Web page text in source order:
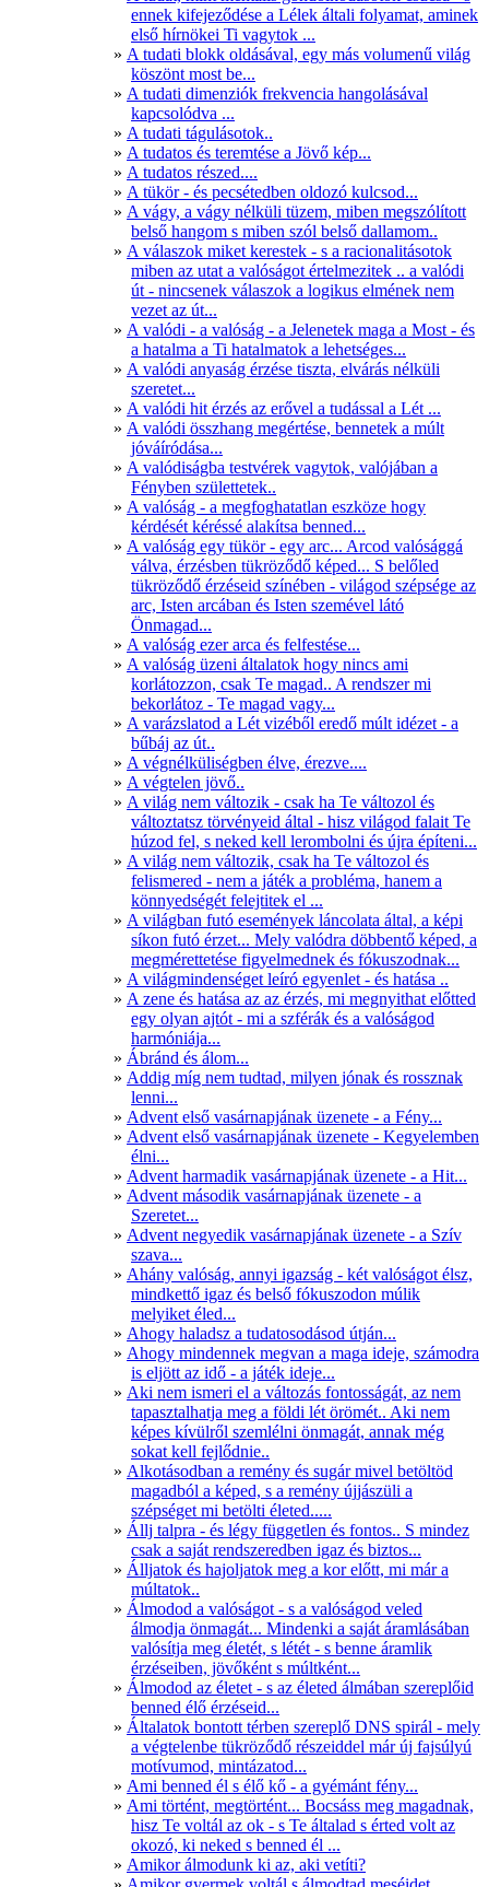
ennek kifejeződése a Lélek általi folyamat, aminek
első hírnökei Ti vagytok ...
A tudati blokk oldásával, egy más volumenű világ
köszönt most be...
A tudati dimenziók frekvencia hangolásával
kapcsolódva ...
A tudati tágulásotok..
A tudatos és teremtése a Jövő kép...
A tudatos részed....
A tükör - és pecsétedben oldozó kulcsod...
A vágy, a vágy nélküli tüzem, miben megszólított
belső hangom s miben szól belső dallamom..
A válaszok miket kerestek - s a racionalitásotok
miben az utat a valóságot értelmezitek .. a valódi
út - nincsenek válaszok a logikus elmének nem
vezet az út...
A valódi - a valóság - a Jelenetek maga a Most - és
a hatalma a Ti hatalmatok a lehetséges...
A valódi anyaság érzése tiszta, elvárás nélküli
szeretet...
A valódi hit érzés az erővel a tudással a Lét ...
A valódi összhang megértése, bennetek a múlt
jóváíródása...
A valódiságba testvérek vagytok, valójában a
Fényben születtetek..
A valóság - a megfoghatatlan eszköze hogy
kérdését kéréssé alakítsa benned...
A valóság egy tükör - egy arc... Arcod valósággá
válva, érzésben tükröződő képed... S belőled
tükröződő érzéseid színében - világod szépsége az
arc, Isten arcában és Isten szemével látó
Önmagad...
A valóság ezer arca és felfestése...
A valóság üzeni általatok hogy nincs ami
korlátozzon, csak Te magad.. A rendszer mi
bekorlátoz - Te magad vagy...
A varázslatod a Lét vizéből eredő múlt idézet - a
bűbáj az út..
A végnélküliségben élve, érezve....
A végtelen jövő..
A világ nem változik - csak ha Te változol és
változtatsz törvényeid által - hisz világod falait Te
húzod fel, s neked kell lerombolni és újra építeni...
A világ nem változik, csak ha Te változol és
felismered - nem a játék a probléma, hanem a
könnyedségét felejtitek el ...
A világban futó események láncolata által, a képi
síkon futó érzet... Mely valódra döbbentő képed, a
megmérettetése figyelmednek és fókuszodnak...
A világmindenséget leíró egyenlet - és hatása ..
A zene és hatása az az érzés, mi megnyithat előtted
egy olyan ajtót - mi a szférák és a valóságod
harmóniája...
Ábránd és álom...
Addig míg nem tudtad, milyen jónak és rossznak
lenni...
Advent első vasárnapjának üzenete - a Fény...
Advent első vasárnapjának üzenete - Kegyelemben
élni...
Advent harmadik vasárnapjának üzenete - a Hit...
Advent második vasárnapjának üzenete - a
Szeretet...
Advent negyedik vasárnapjának üzenete - a Szív
szava...
Ahány valóság, annyi igazság - két valóságot élsz,
mindkettő igaz és belső fókuszodon múlik
melyiket éled...
Ahogy haladsz a tudatosodásod útján...
Ahogy mindennek megvan a maga ideje, számodra
is eljött az idő - a játék ideje...
Aki nem ismeri el a változás fontosságát, az nem
tapasztalhatja meg a földi lét örömét.. Aki nem
képes kívülről szemlélni önmagát, annak még
sokat kell fejlődnie..
Alkotásodban a remény és sugár mivel betöltöd
magadból a képed, s a remény újjászüli a
szépséget mi betölti életed.....
Állj talpra - és légy független és fontos.. S mindez
csak a saját rendszeredben igaz és biztos...
Álljatok és hajoljatok meg a kor előtt, mi már a
múltatok..
Álmodod a valóságot - s a valóságod veled
álmodja önmagát... Mindenki a saját áramlásában
valósítja meg életét, s létét - s benne áramlik
érzéseiben, jövőként s múltként...
Álmodod az életet - s az életed álmában szereplőid
benned élő érzéseid...
Általatok bontott térben szereplő DNS spirál - mely
a végtelenbe tükröződő részeiddel már új fajsúlyú
motívumod, mintázatod...
Ami benned él s élő kő - a gyémánt fény...
Ami történt, megtörtént... Bocsáss meg magadnak,
hisz Te voltál az ok - s Te általad s érted volt az
okozó, ki neked s benned él ...
Amikor álmodunk ki az, aki vetíti?